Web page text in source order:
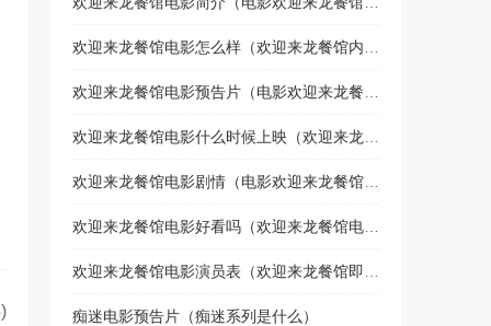
痴迷电影预告片（痴迷系列是什么）